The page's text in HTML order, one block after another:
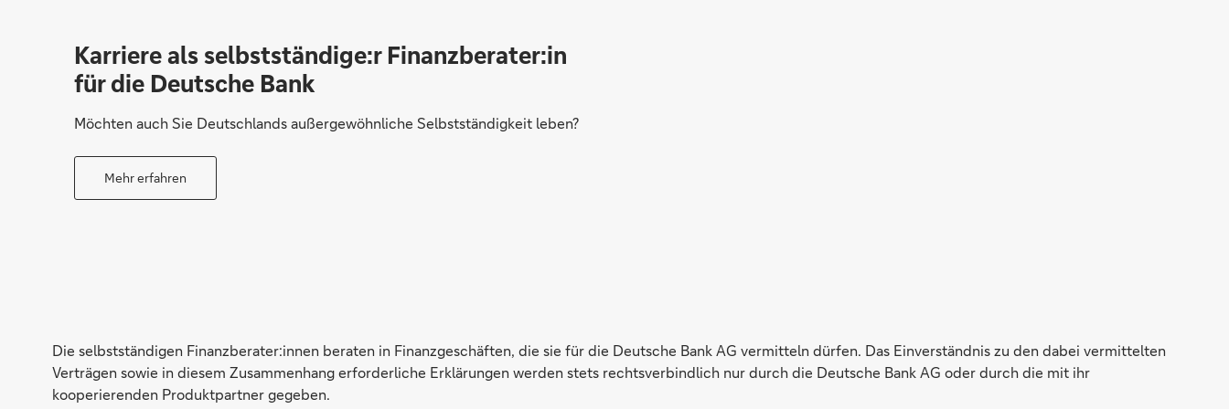
Karriere als selbstständige:r Finanzberater:in
für die Deutsche Bank
Möchten auch Sie Deutschlands außergewöhnliche Selbstständigkeit leben?
Mehr erfahren
Die selbstständigen Finanzberater:innen beraten in Finanzgeschäften, die sie für die Deutsche Bank AG vermitteln dürfen. Das Einverständnis zu den dabei vermittelten
Verträgen sowie in diesem Zusammenhang erforderliche Erklärungen werden stets rechtsverbindlich nur durch die Deutsche Bank AG oder durch die mit ihr
kooperierenden Produktpartner gegeben.